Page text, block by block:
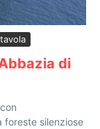
di
foreste silenziose